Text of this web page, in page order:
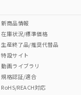
Cr(VI)
新商品情報
在庫状況/標準価格
生産終了品/推奨代替品
特設サイト
動画ライブラリ
規格認証/適合
RoHS/REACH対応